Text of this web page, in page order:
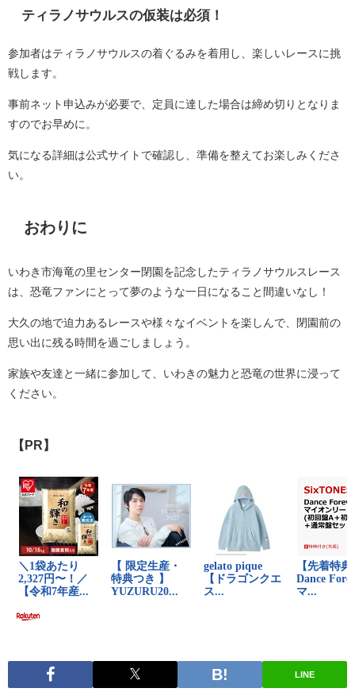
ティラノサウルスの仮装は必須！
参加者はティラノサウルスの着ぐるみを着用し、楽しいレースに挑
戦します。
事前ネット申込みが必要で、定員に達した場合は締め切りとなりま
すのでお早めに。
気になる詳細は公式サイトで確認し、準備を整えてお楽しみくださ
い。
おわりに
いわき市海竜の里センター閉園を記念したティラノサウルスレース
は、恐竜ファンにとって夢のような一日になること間違いなし！
大久の地で迫力あるレースや様々なイベントを楽しんで、閉園前の
思い出に残る時間を過ごしましょう。
家族や友達と一緒に参加して、いわきの魅力と恐竜の世界に浸って
ください。
【PR】
LINE